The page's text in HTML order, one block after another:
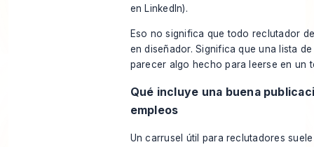
en LinkedIn).
Eso no significa que todo reclutador
en diseñador. Significa que una lista
parecer algo hecho para leerse en un
Qué incluye una buena
empleos
Un carrusel útil para reclutadores